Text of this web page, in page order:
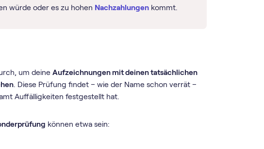
würde oder es zu hohen Nachzahlungenkommt.
um deineAufzeichnungen mit deinen tatsächlichen
. Diese Prüfung findet – wie der Name schon verrät –
Auffälligkeiten festgestellt hat.
können etwa sein: